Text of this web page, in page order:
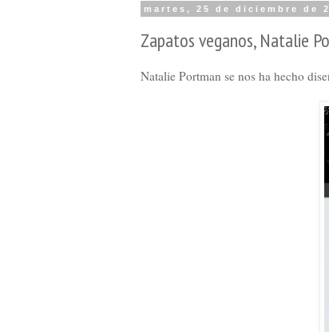
martes, 25 de diciembre de
Zapatos veganos, Natalie
Natalie Portman se nos ha hecho